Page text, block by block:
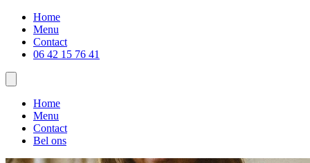
Home
Menu
Contact
06 42 15 76 41
Home
Menu
Contact
Bel ons